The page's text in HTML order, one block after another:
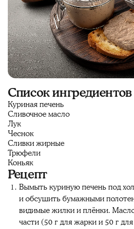
Список ингредиентов
Куриная печень
Сливочное масло
Лук
Чеснок
Сливки жирные
Трюфели
Коньяк
Рецепт
Вымыть куриную печень под
и обсушить бумажными
видимые жилки и плёнки.
части (50 г для жарки и 50 г